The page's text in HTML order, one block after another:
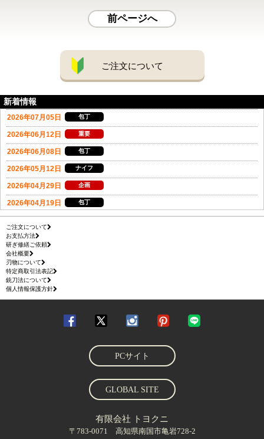
前ページへ
ご注文について
新着情報
ご注文について
お支払方法
研ぎ修繕ご依頼
会社概要
刃物について
特定商取引法表記
銃刀法について
個人情報保護方針
PCサイト
GLOBAL SITE
有限会社 トヨクニ
〒783-0071 高知県南国市亀岩728-2